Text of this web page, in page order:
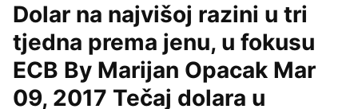
Dolar na najvišoj razini u tri
tjedna prema jenu, u fokusu
ECB By Marijan Opacak Mar
09, 2017 Tečaj dolara u